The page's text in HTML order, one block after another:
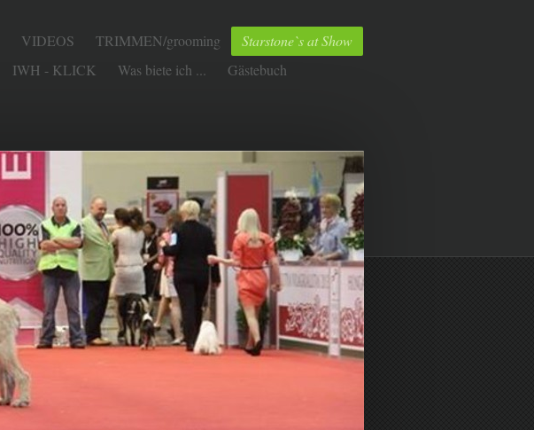
VIDEOS TRIMMEN/grooming
Starstone`s at Show
IWH - KLICK Was biete ich ...
Gästebuch